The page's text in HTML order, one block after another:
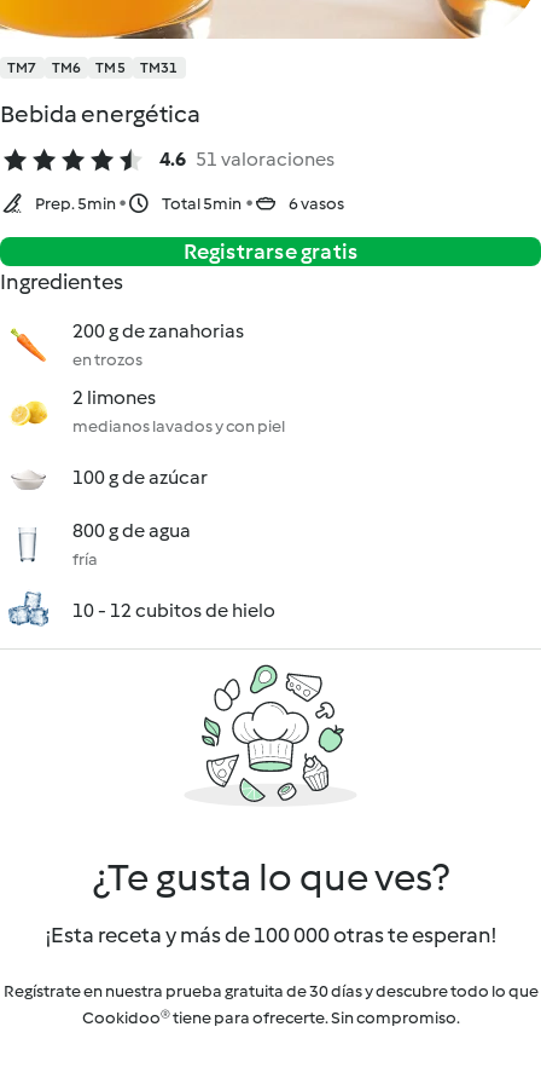
TM7 TM6 TM5 TM31
Bebida energética
4.6 51 valoraciones
Prep. 5min Total 5min 6 vasos
Registrarse gratis
Ingredientes
200 g de zanahorias
en trozos
2 limones
medianos lavados y con piel
100 g de azúcar
800 g de agua
fría
10 - 12 cubitos de hielo
¿Te gusta lo que ves?
¡Esta receta y más de 100 000 otras te esperan!
Regístrate en nuestra prueba gratuita de 30 días y descubre todo lo que
Cookidoo® tiene para ofrecerte. Sin compromiso.